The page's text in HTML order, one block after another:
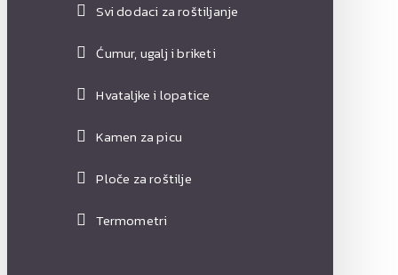
Svi dodaci za roštiljanje
Ćumur, ugalj i briketi
Hvataljke i lopatice
Kamen za picu
Ploče za roštilje
Termometri